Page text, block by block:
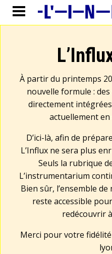
À partir du printemps
nouvelle formule :
directement
actuellement
D’ici-là, afin de
L’Influx ne sera plus
Seuls la rubrique
L’instrumentarium
Bien sûr, l’ensemble
reste accessible
redécouvrir
Merci pour votre